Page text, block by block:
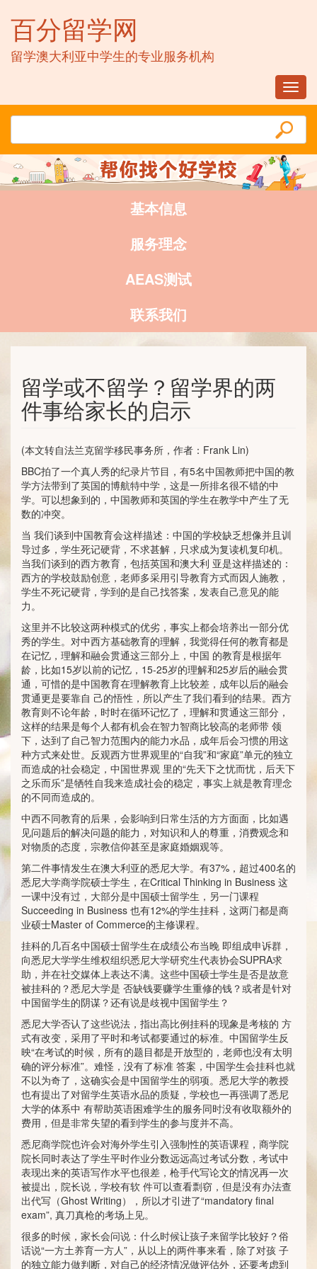
百分留学网
留学澳大利亚中学生的专业服务机构
基本信息
服务理念
AEAS测试
联系我们
留学或不留学？留学界的两
件事给家长的启示
(本文转自法兰克留学移民事务所，作者：Frank Lin)
BBC拍了一个真人秀的纪录片节目，有5名中国教师把中国的教
学方法带到了英国的博航特中学，这是一所排名很不错的中
学。可以想象到的，中国教师和英国的学生在教学中产生了无
数的冲突。
当 我们谈到中国教育会这样描述：中国的学校缺乏想像并且训
导过多，学生死记硬背，不求甚解，只求成为复读机复印机。
当我们谈到的西方教育，包括英国和澳大利 亚是这样描述的：
西方的学校鼓励创意，老师多采用引导教育方式而因人施教，
学生不死记硬背，学到的是自己找答案，发表自己意见的能
力。
这里并不比较这两种模式的优劣，事实上都会培养出一部分优
秀的学生。对中西方基础教育的理解，我觉得任何的教育都是
在记忆，理解和融会贯通这三部分上，中国 的教育是根据年
龄，比如15岁以前的记忆，15-25岁的理解和25岁后的融会贯
通，可惜的是中国教育在理解教育上比较差，成年以后的融会
贯通更是要靠自 己的悟性，所以产生了我们看到的结果。西方
教育则不论年龄，时时在循环记忆了，理解和贯通这三部分，
这样的结果是每个人都有机会在智力智商比较高的老师带 领
下，达到了自己智力范围内的能力水品，成年后会习惯的用这
种方式来处世。反观西方世界观里的“自我”和“家庭”单元的独立
而造成的社会稳定，中国世界观 里的“先天下之忧而忧，后天下
之乐而乐”是牺牲自我来造成社会的稳定，事实上就是教育理念
的不同而造成的。
中西不同教育的后果，会影响到日常生活的方方面面，比如遇
见问题后的解决问题的能力，对知识和人的尊重，消费观念和
对物质的态度，宗教信仰甚至是家庭婚姻观等。
第二件事情发生在澳大利亚的悉尼大学。有37%，超过400名的
悉尼大学商学院硕士学生，在Critical Thinking in Business 这
一课中没有过，大部分是中国硕士留学生，另一门课程
Succeeding in Business 也有12%的学生挂科，这两门都是商
业硕士Master of Commerce的主修课程。
挂科的几百名中国硕士留学生在成绩公布当晚 即组成申诉群，
向悉尼大学学生维权组织悉尼大学研究生代表协会SUPRA求
助，并在社交媒体上表达不满。这些中国硕士学生是否是故意
被挂科的？悉尼大学是 否缺钱要赚学生重修的钱？或者是针对
中国留学生的阴谋？还有说是歧视中国留学生？
悉尼大学否认了这些说法，指出高比例挂科的现象是考核的 方
式有改变，采用了平时和考试都要通过的标准。中国留学生反
映“在考试的时候，所有的题目都是开放型的，老师也没有太明
确的评分标准”。难怪，没有了标准 答案，中国学生会挂科也就
不以为奇了，这确实会是中国留学生的弱项。悉尼大学的教授
也有提出了对留学生英语水品的质疑，学校也一再强调了悉尼
大学的体系中 有帮助英语困难学生的服务同时没有收取额外的
费用，但是非常失望的看到学生的参与度并不高。
悉尼商学院也许会对海外学生引入强制性的英语课程，商学院
院长同时表达了学生平时作业分数远远高过考试分数，考试中
表现出来的英语写作水平也很差，枪手代写论文的情况再一次
被提出，院长说，学校有软 件可以查看剽窃，但是没有办法查
出代写（Ghost Writing），所以才引进了“mandatory final
exam”, 真刀真枪的考场上见。
很多的时候，家长会问说：什么时候让孩子来留学比较好？俗
话说“一方土养育一方人”，从以上的两件事来看，除了对孩 子
的独立能力做判断，对自己的经济情况做评估外，还要考虑到